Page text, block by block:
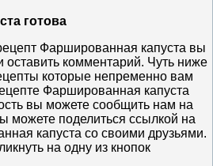
готова
Фаршированная капуста вы
оставить комментарий. Чуть ниже
которые непременно вам
Фаршированная капуста
вы можете сообщить нам на
можете поделиться ссылкой на
капуста со своими друзьями.
на одну из кнопок